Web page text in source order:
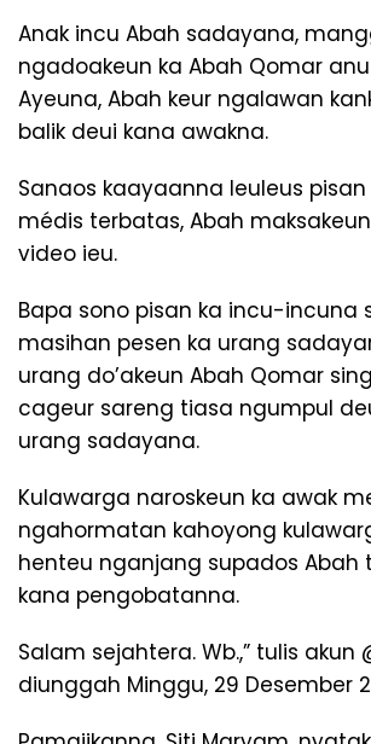
Anak incu Abah sadayana,
ngadoakeun ka Abah Qomar
Ayeuna, Abah keur ngalawan
balik deui kana awakna.
Sanaos kaayaanna leuleus
médis terbatas, Abah
video ieu.
Bapa sono pisan ka incu-incuna
masihan pesen ka urang
urang do’akeun Abah Qomar
cageur sareng tiasa ngumpul
urang sadayana.
Kulawarga naroskeun ka awak
ngahormatan kahoyong
henteu nganjang supados Abah
kana pengobatanna.
Salam sejahtera. Wb.,” tulis akun
diunggah Minggu, 29 Desember